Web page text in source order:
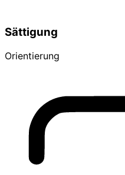
Sättigung
Orientierung